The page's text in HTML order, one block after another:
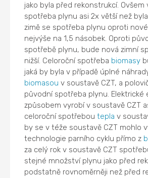
jako byla před rekonstrukcí.
spotřeba plynu asi 2x větší než
zimě se spotřeba plynu oproti
nejvýše na 1,5 násobek. Oproti
spotřebě plynu, bude nová zimní
nižší. Celoroční spotřeba biomasy
jaká by byla v případě úplné
biomasou v soustavě CZT, a
původní spotřeba plynu. Elektrické
způsobem vyrobí v soustavě CZT
celoroční spotřeboutepla v
by se v téže soustavě CZT mohlo
technologie parního cyklu přímo z
za celý rok v soustavě CZT
stejné množství plynu jako před
podstatně rovnoměrněji než před